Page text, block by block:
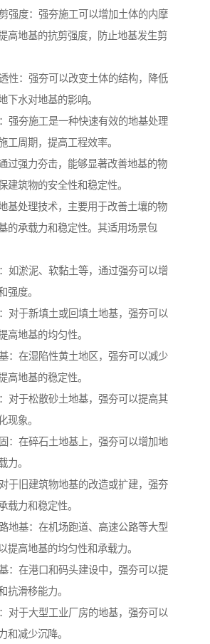
强度：强夯施工可以增加土体的内摩
高地基的抗剪强度，防止地基发生剪
性：强夯可以改变土体的结构，降低
下水对地基的影响。
强夯施工是一种快速有效的地基处理
工周期，提高工程效率。
过强力夯击，能够显著改善地基的物
建筑物的安全性和稳定性。
基处理技术，主要用于改善土壤的物
的承载力和稳定性。其适用场景包
如淤泥、软黏土等，通过强夯可以增
强度。
对于新填土或回填土地基，强夯可以
高地基的均匀性。
：在湿陷性黄土地区，强夯可以减少
高地基的稳定性。
对于松散砂土地基，强夯可以提高其
现象。
：在碎石土地基上，强夯可以增加地
力。
于旧建筑物地基的改造或扩建，强夯
载力和稳定性。
地基：在机场跑道、高速公路等大型
提高地基的均匀性和承载力。
：在港口和码头建设中，强夯可以提
抗滑移能力。
对于大型工业厂房的地基，强夯可以
和减少沉降。